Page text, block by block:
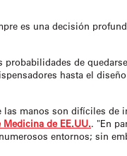
es una decisión
de
hasta el
manos son difíciles de
de EE.UU.. "En
entornos; sin